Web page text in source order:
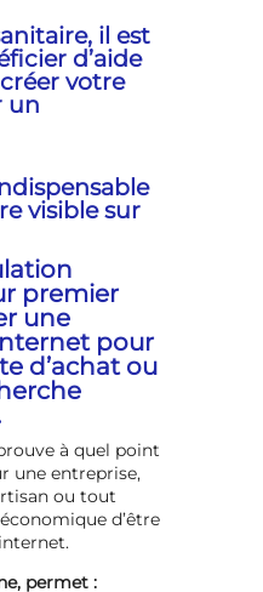
il est
d’aide
votre
un
visible sur
premier
une
pour
d’achat ou
à quel point
une entreprise,
ou tout
d’être
permet :